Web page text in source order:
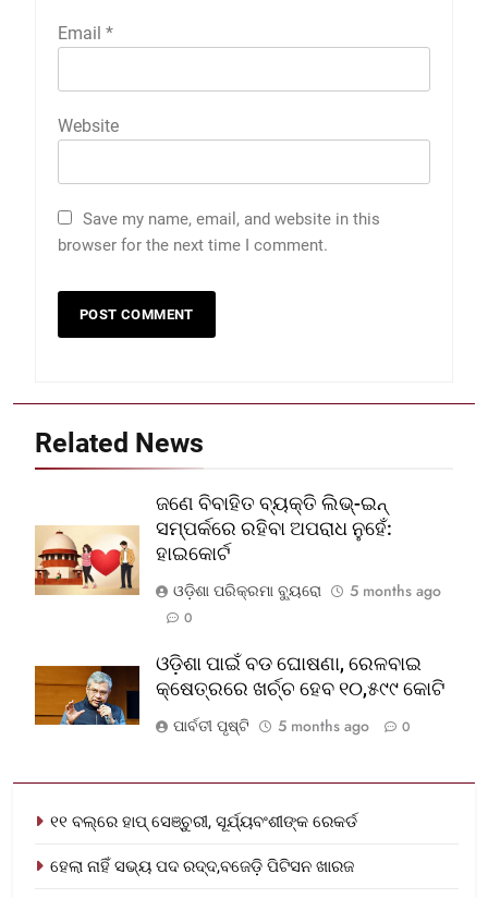
Email *
Website
Save my name, email, and website in this
browser for the next time I comment.
Related News
ଜଣେ ବିବାହିତ ବ୍ୟକ୍ତି ଲିଭ୍-ଇନ୍
ସମ୍ପର୍କରେ ରହିବା ଅପରାଧ ନୁହେଁ:
ହାଇକୋର୍ଟ
ଓଡ଼ିଶା ପରିକ୍ରମା ବ୍ୟୁରୋ
5 months ago
0
ଓଡ଼ିଶା ପାଇଁ ବଡ ଘୋଷଣା, ରେଳବାଇ
କ୍ଷେତ୍ରରେ ଖର୍ଚ୍ଚ ହେବ ୧୦,୫୯୯ କୋଟି
ପାର୍ବତୀ ପୃଷ୍ଟି
5 months ago 0
୧୧ ବଲ୍‌ରେ ହାପ୍ ସେଞ୍ଚୁରୀ, ସୂର୍ଯ୍ୟବଂଶୀଙ୍କ ରେକର୍ଡ
ହେଲା ନାହିଁ ସଭ୍ୟ ପଦ ରଦ୍ଦ,ବଜେଡ଼ି ପିଟିସନ ଖାରଜ